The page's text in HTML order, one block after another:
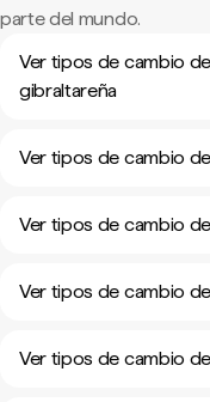
parte del mundo.
Ver tipos de cambio
gibraltareña
Ver tipos de cambio
Ver tipos de cambio
Ver tipos de cambio
Ver tipos de cambio